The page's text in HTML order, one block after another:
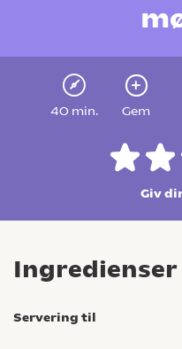
40 min. Gem
Giv
Ingredienser
Servering til